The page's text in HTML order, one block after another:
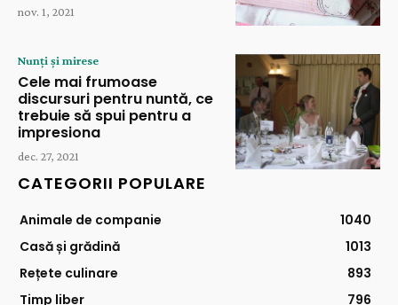
nov. 1, 2021
Nunți și mirese
Cele mai frumoase
discursuri pentru nuntă, ce
trebuie să spui pentru a
impresiona
dec. 27, 2021
CATEGORII POPULARE
Animale de companie
1040
Casă și grădină
1013
Rețete culinare
893
Timp liber
796